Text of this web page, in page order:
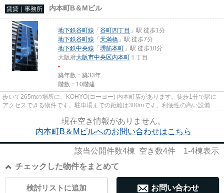
賃貸｜事務所 内本町B＆Mビル
地下鉄谷町線 「谷町四丁目 」駅 徒歩1分
地下鉄谷町線 「天満橋 」駅 徒歩7分
地下鉄中央線 「堺筋本町 」駅 徒歩10分
大阪府大阪市中央区内本町 １丁目
-
築年数：築33年
階数：10階建
歩いて265mの場所に、KOHYO(コーヨー) 内本町店があります。徒歩1分で駅に
アクセスできる物件です。駐車場までの距離は300mです。利便性の高い設備と
して注目されているのが敷地内ごみ...
現在空き情報がありません。
内本町B＆Mビルへのお問い合わせはこちら
該当公開件数4棟 空き数4件 1-4棟表示
チェックした物件をまとめて
お問い合わせ
検討リストに追加